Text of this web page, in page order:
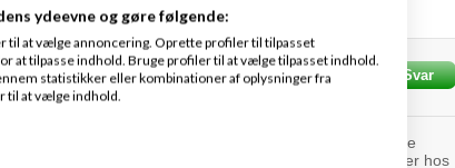
FraSiino Skrevet30-01-2014kl. 13:41 Svar
benytter sig af det i deres Magento-webshops. Disse
dog kun recovery-mails ud til folk, der i forvejen er kunder hos
ydeevne og gøre følgende:
til at vælge annoncering. Oprette profiler til tilpasset
at tilpasse indhold. Bruge profiler til at vælge tilpasset indhold.
statistikker eller kombinationer af oplysninger fra
til at vælge indhold.